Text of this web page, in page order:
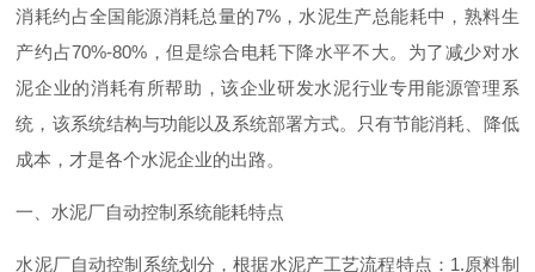
消耗约占全国能源消耗总量的7%，水泥生产总能耗中，熟料生
产约占70%-80% ，但是综合电耗下降水平不大。为了减少对水
泥企业的消耗有所帮助，该企业研发水泥行业专用能源管理系
统，该系统结构与功能以及系统部署方式。只有节能消耗、降低
成本，才是各个水泥企业的出路。
一、水泥厂自动控制系统能耗特点
水泥厂自动控制系统划分，根据水泥产工艺流程特点 ： 1.原料制